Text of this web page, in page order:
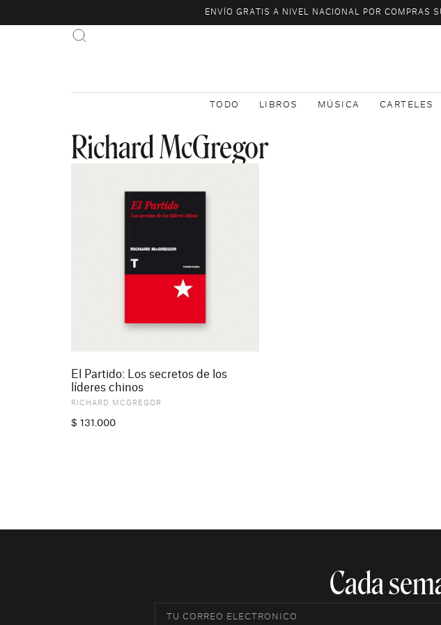
ENVÍO GRATIS A NIVEL NACIONAL POR COMPRAS
TODO LIBROS MÚSICA CARTELES
Richard McGregor
El Partido: Los secretos de los
líderes chinos
RICHARD MCGREGOR
$ 131.000
Cada